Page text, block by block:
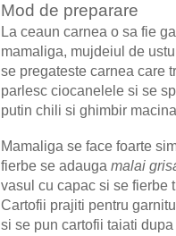
Mod de preparare
La ceaun carnea o sa fie
mamaliga, mujdeiul de
se pregateste carnea care
parlesc ciocanelele si se
putin chili si ghimbir
Mamaliga se face foarte
fierbe se adauga malai
vasul cu capac si se fierbe
Cartofii prajiti pentru
si se pun cartofii taiati